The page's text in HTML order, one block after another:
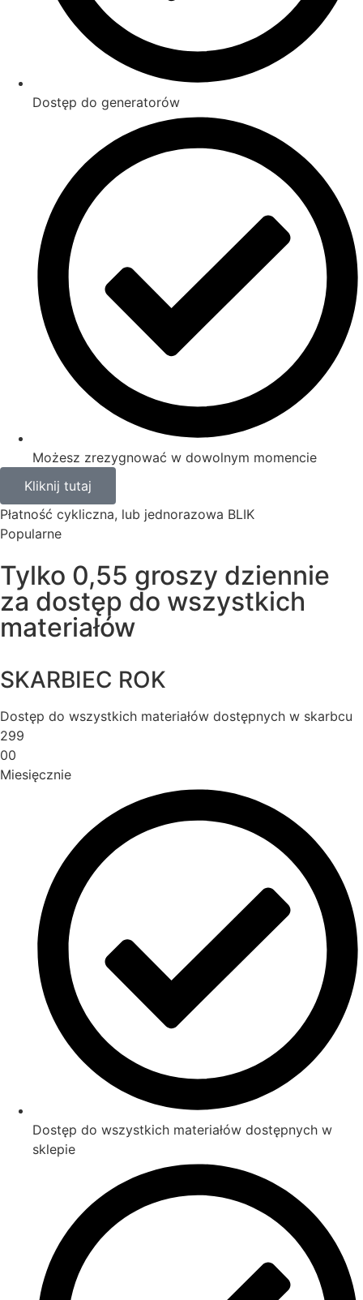
Dostęp do generatorów
Możesz zrezygnować w dowolnym momencie
Kliknij tutaj
Płatność cykliczna, lub jednorazowa BLIK
Popularne
Tylko 0,55 groszy dziennie
za dostęp do wszystkich
materiałów
SKARBIEC ROK
Dostęp do wszystkich materiałów dostępnych w skarbcu
299
00
Miesięcznie
Dostęp do wszystkich materiałów dostępnych w
sklepie